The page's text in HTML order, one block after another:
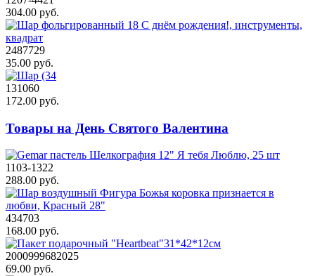
304.00 руб.
2487729
35.00 руб.
131060
172.00 руб.
Товары на День Святого Валентина
1103-1322
288.00 руб.
434703
168.00 руб.
2000999682025
69.00 руб.